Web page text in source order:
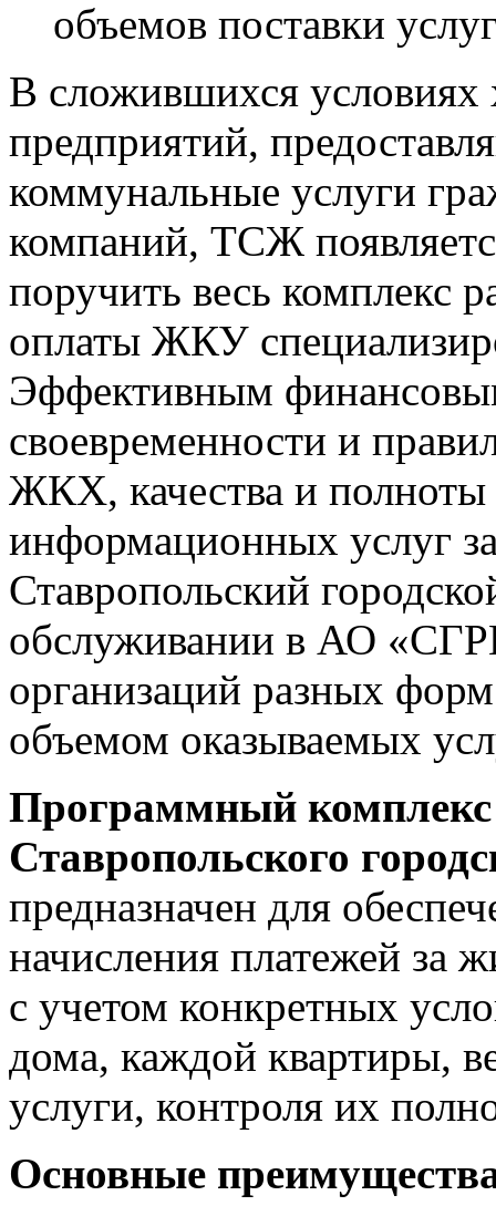
объемов поставки
В сложившихся условиях
предприятий,
коммунальные услуги
компаний, ТСЖ
поручить весь комплекс
оплаты ЖКУ
Эффективным
своевременности и
ЖКХ, качества и полноты
информационных услуг
Ставропольский
обслуживании в АО
организаций разных
объемом оказываемых
Программный
Ставропольского
предназначен для
начисления платежей за
с учетом конкретных
дома, каждой квартиры,
услуги, контроля их
Основные